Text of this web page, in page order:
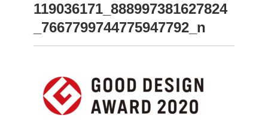
119036171_888997381627824
_7667799744775947792_n